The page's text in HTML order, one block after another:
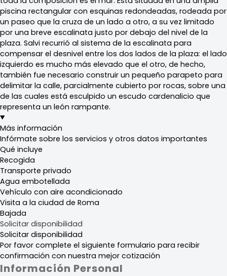
piscina rectangular con esquinas redondeadas, rodeada por
un paseo que la cruza de un lado a otro, a su vez limitado
por una breve escalinata justo por debajo del nivel de la
plaza. Salvi recurrió al sistema de la escalinata para
compensar el desnivel entre los dos lados de la plaza: el lado
izquierdo es mucho más elevado que el otro, de hecho,
también fue necesario construir un pequeño parapeto para
delimitar la calle, parcialmente cubierto por rocas, sobre una
de las cuales está esculpido un escudo cardenalicio que
representa un león rampante.
Más información
Infórmate sobre los servicios y otros datos importantes
Qué incluye
Recogida
Transporte privado
Agua embotellada
Vehículo con aire acondicionado
Visita a la ciudad de Roma
Bajada
Solicitar disponibilidad
Solicitar disponibilidad
Por favor complete el siguiente formulario para recibir
confirmación con nuestra mejor cotización
Información Personal